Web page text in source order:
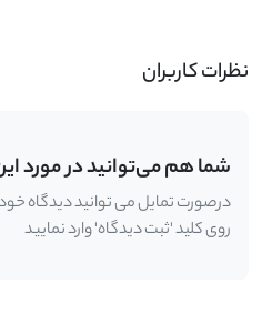
نظرات کاربران
شما هم می‌توانید در مورد
درصورت تمایل می توانید دیدگاه
روی کلید 'ثبت دیدگاه' وارد نمایید